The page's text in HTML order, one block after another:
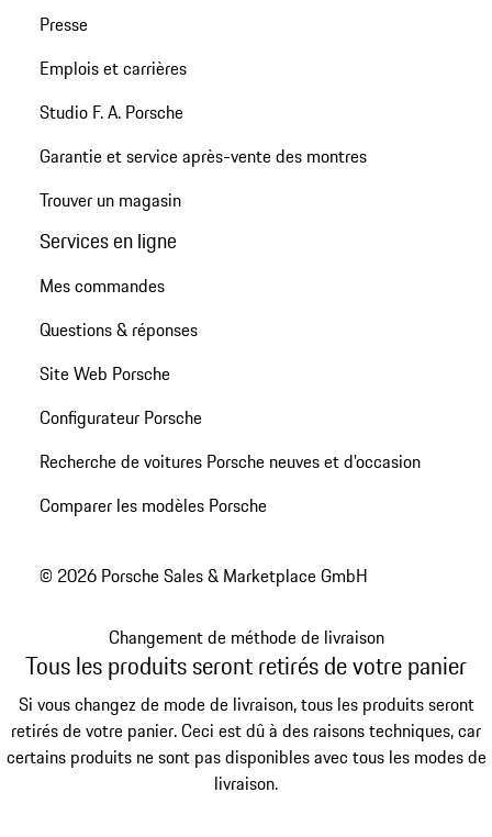
Presse
Emplois et carrières
Studio F. A. Porsche
Garantie et service après-vente des montres
Trouver un magasin
Services en ligne
Mes commandes
Questions & réponses
Site Web Porsche
Configurateur Porsche
Recherche de voitures Porsche neuves et d'occasion
Comparer les modèles Porsche
© 2026 Porsche Sales & Marketplace GmbH
Changement de méthode de livraison
Tous les produits seront retirés de votre panier
Si vous changez de mode de livraison, tous les produits seront
retirés de votre panier. Ceci est dû à des raisons techniques, car
certains produits ne sont pas disponibles avec tous les modes de
livraison.